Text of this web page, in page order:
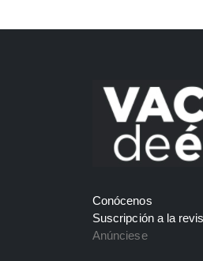
Conócenos
Suscripción a la
Anúnciese